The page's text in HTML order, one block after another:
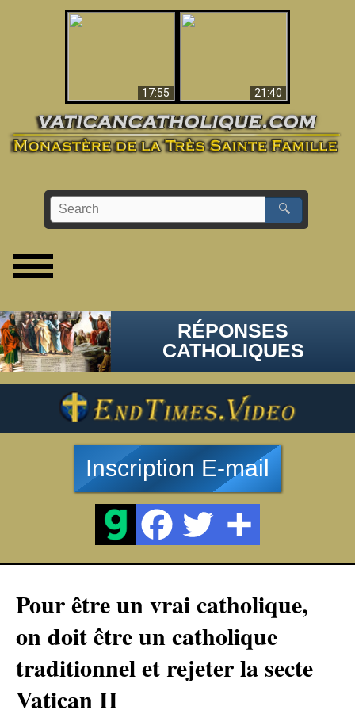
17:55
21:40
🔍
RÉPONSES
CATHOLIQUES
Inscription E-mail
Pour être un vrai catholique,
on doit être un catholique
traditionnel et rejeter la secte
Vatican II